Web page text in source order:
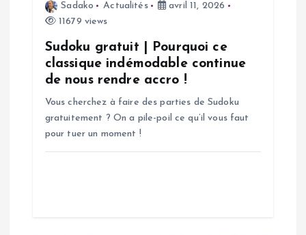
Sadako Actualités
avril 11, 2026
11679 views
Sudoku gratuit | Pourquoi ce
classique indémodable continue
de nous rendre accro !
Vous cherchez à faire des parties de Sudoku
gratuitement ? On a pile-poil ce qu’il vous faut
pour tuer un moment !